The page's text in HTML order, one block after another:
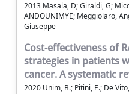
2013 Masala, D; Giraldi, G;
ANDOUNIMYE; Meggiolaro,
Giuseppe
Cost-effectiveness of
strategies in patients
cancer. A systematic
2020 Unim, B.; Pitini, E.; De